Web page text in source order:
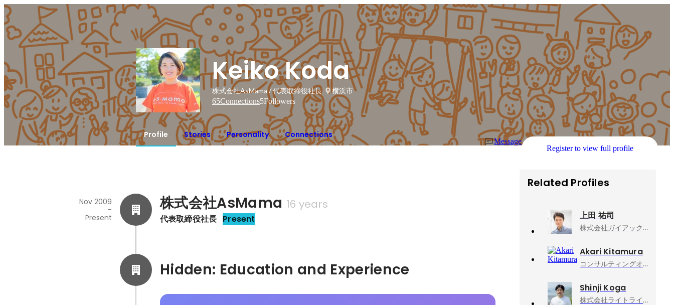
Keiko Koda
株式会社AsMama / 代表取締役社長
横浜市
65Connections5Followers
Profile Stories Personality Connections
Message
Register to view full profile
株式会社AsMama 16 years
代表取締役社長 Present
Nov 2009
-
Present
Related Profiles
上田 祐司
株式会社ガイアックス
Akari Kitamura
コンサルティングオフィスnib., 代表(個人事業主)
Shinji Koga
株式会社ライトライト, 承継支援チーム